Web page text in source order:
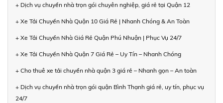
+ Dịch vụ chuyển nhà trọn gói chuyên nghiệp, giá rẻ tại Quận 12
+ Xe Tải Chuyển Nhà Quận 10 Giá Rẻ | Nhanh Chóng & An Toàn
+ Xe Tải Chuyển Nhà Giá Rẻ Quận Phú Nhuận | Phục Vụ 24/7
+ Xe Tải Chuyển Nhà Quận 7 Giá Rẻ – Uy Tín – Nhanh Chóng
+ Cho thuê xe tải chuyển nhà quận 3 giá rẻ – Nhanh gọn – An toàn
+ Dịch vụ chuyển nhà trọn gói quận Bình Thạnh giá rẻ, uy tín, phục vụ
24/7